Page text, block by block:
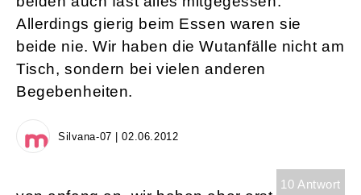
Allerdings gierig beim Essen waren sie
beide nie. Wir haben die Wutanfälle nicht am
Tisch, sondern bei vielen anderen
Begebenheiten.
Silvana-07 | 02.06.2012
10 Antwort